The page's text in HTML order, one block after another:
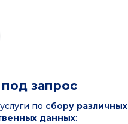
запрос
по сбору различных
данных: